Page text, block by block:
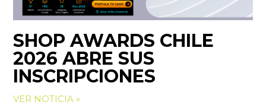
SHOP AWARDS CHILE
2026 ABRE SUS
INSCRIPCIONES
VER NOTICIA »